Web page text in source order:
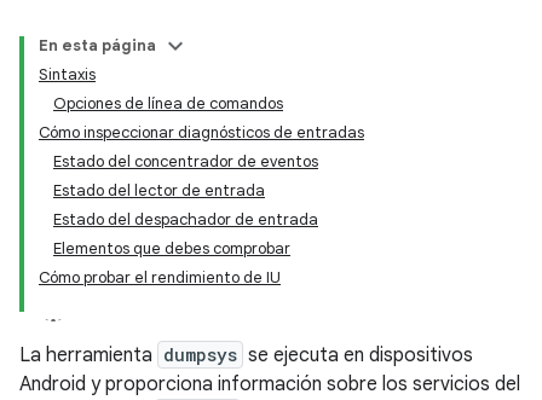
En esta página
Sintaxis
Opciones de línea de comandos
Cómo inspeccionar diagnósticos de entradas
Estado del concentrador de eventos
Estado del lector de entrada
Estado del despachador de entrada
Elementos que debes comprobar
Cómo probar el rendimiento de IU
La herramienta dumpsys se ejecuta en dispositivos
Android y proporciona información sobre los servicios del